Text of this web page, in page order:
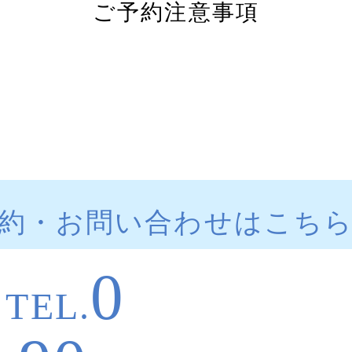
ご予約注意事項
・お問い合わせはこち
TEL.0